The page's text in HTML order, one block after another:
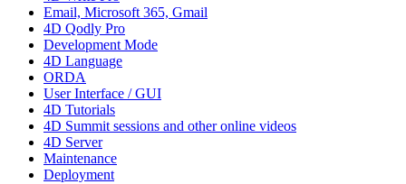
Email, Microsoft 365, Gmail
4D Qodly Pro
Development Mode
4D Language
ORDA
User Interface / GUI
4D Tutorials
4D Summit sessions and other online videos
4D Server
Maintenance
Deployment